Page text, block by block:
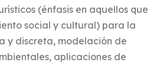
(énfasis en aquellos que
social y cultural) para la
y discreta, modelación de
aplicaciones de